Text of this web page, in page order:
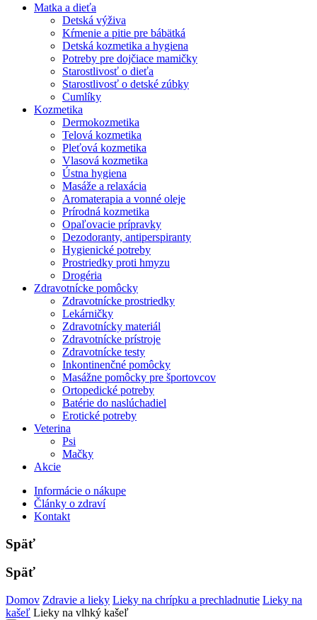
Matka a dieťa
Detská výživa
Kŕmenie a pitie pre bábätká
Detská kozmetika a hygiena
Potreby pre dojčiace mamičky
Starostlivosť o dieťa
Starostlivosť o detské zúbky
Cumlíky
Kozmetika
Dermokozmetika
Telová kozmetika
Pleťová kozmetika
Vlasová kozmetika
Ústna hygiena
Masáže a relaxácia
Aromaterapia a vonné oleje
Prírodná kozmetika
Opaľovacie prípravky
Dezodoranty, antiperspiranty
Hygienické potreby
Prostriedky proti hmyzu
Drogéria
Zdravotnícke pomôcky
Zdravotnícke prostriedky
Lekárničky
Zdravotnícky materiál
Zdravotnícke prístroje
Zdravotnícke testy
Inkontinenčné pomôcky
Masážne pomôcky pre športovcov
Ortopedické potreby
Batérie do naslúchadiel
Erotické potreby
Veterina
Psi
Mačky
Akcie
Informácie o nákupe
Články o zdraví
Kontakt
Späť
Späť
Domov Zdravie a lieky Lieky na chrípku a prechladnutie Lieky na
kašeľ Lieky na vlhký kašeľ